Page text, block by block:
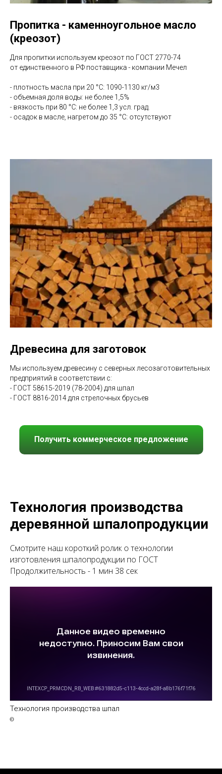
Пропитка - каменноугольное масло
(креозот)
Для пропитки используем креозот по ГОСТ 2770-74
от единственного в РФ поставщика - компании Мечел
- плотность масла при 20 °С: 1090-1130 кг/м3
- объемная доля воды: не более 1,5%
- вязкость при 80 °С: не более 1,3 усл. град.
- осадок в масле, нагретом до 35 °С: отсутствуют
Древесина для заготовок
Мы используем древесину с северных лесозаготовительных
предприятий в соответствии с:
- ГОСТ 58615-2019 (78-2004) для шпал
- ГОСТ 8816-2014 для стрелочных брусьев
Получить коммерческое предложение
Технология производства
деревянной шпалопродукции
Смотрите наш короткий ролик о технологии
изготовления шпалопродукции по ГОСТ
Продолжительность - 1 мин 38 сек
Технология производства шпал
©